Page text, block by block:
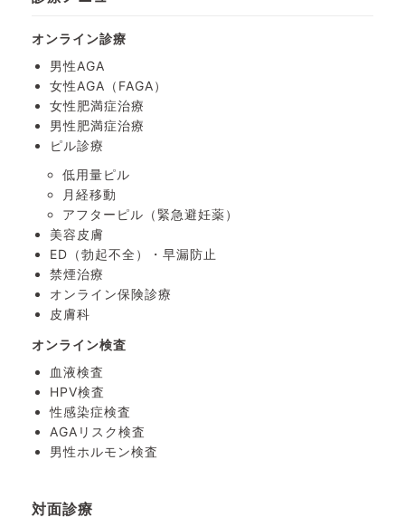
オンライン診療
男性AGA
女性AGA（FAGA）
女性肥満症治療
男性肥満症治療
ピル診療
低用量ピル
月経移動
アフターピル （緊急避妊薬）
美容皮膚
ED（勃起不全）・ 早漏防止
禁煙治療
オンライン保険診療
皮膚科
オンライン検査
血液検査
HPV検査
性感染症検査
AGAリスク検査
男性ホルモン検査
対面診療